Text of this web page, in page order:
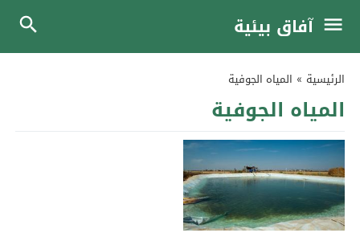
آفاق بيئية
الرئيسية » المياه الجوفية
المياه الجوفية